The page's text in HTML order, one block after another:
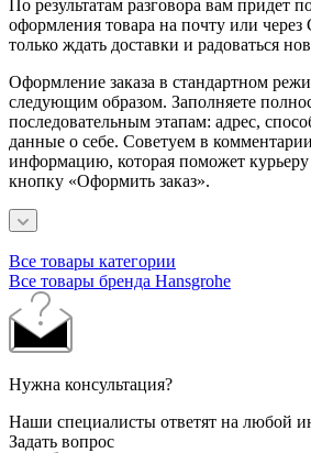
По результатам разговора вам придет
оформления товара на почту или
только ждать доставки и радоваться
Оформление заказа в стандартном
следующим образом. Заполняете
последовательным этапам: адрес,
данные о себе. Советуем в
информацию, которая поможет
кнопку «Оформить заказ».
Все товары категории
Все товары бренда Hansgrohe
Нужна консультация?
Наши специалисты ответят на любой
Задать вопрос